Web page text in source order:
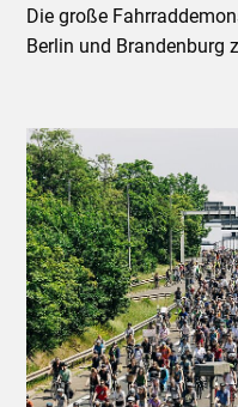
Die große
Berlin und Brandenburg